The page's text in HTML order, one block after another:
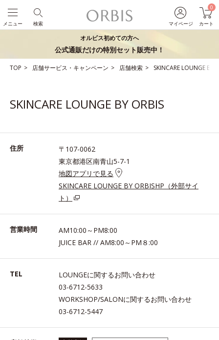
マイページ
0
カート
検索
メニュー
オルビス初めての方へ
公式通販だけの特別セット販売中！
TOP 店舗サービス・キャンペーン 店舗検索 SKINCARE LOUNGE BY
SKINCARE LOUNGE BY ORBIS
住所
〒107-0062
東京都港区南青山5-7-1
地図アプリで見る
SKINCARE LOUNGE BY ORBISHP（外部サイ
ト）
営業時間
AM10:00～PM8:00
JUICE BAR // AM8:00～PM８:00
TEL
LOUNGEに関するお問い合わせ
03-6712-5633
WORKSHOP/SALONに関するお問い合わせ
03-6712-5447